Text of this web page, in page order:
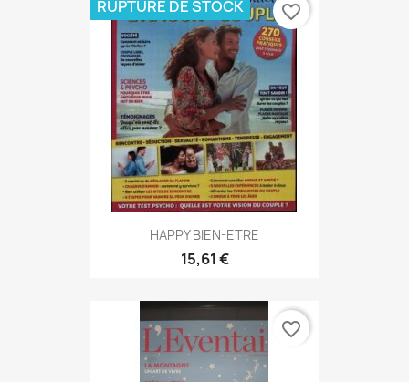
HAPPY BIEN-ETRE
15,61 €
RUPTURE DE STOCK favorite_border
favorite_border